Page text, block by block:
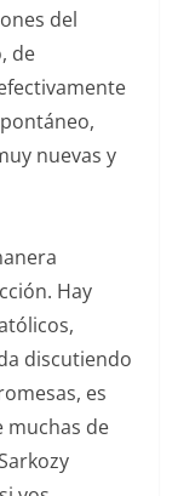
del
de
nuevas y
Hay
discutiendo
es
de